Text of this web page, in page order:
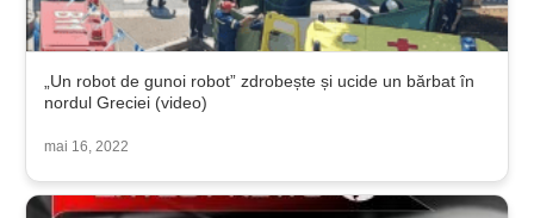
„Un robot de gunoi robot” zdrobește și ucide un bărbat în
nordul Greciei (video)
mai 16, 2022